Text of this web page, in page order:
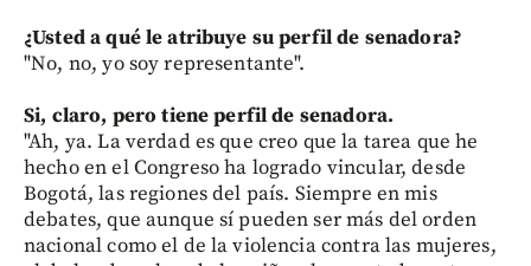
¿Usted a qué le atribuye su perfil de senadora?
"No, no, yo soy representante".
Si, claro, pero tiene perfil de senadora.
"Ah, ya. La verdad es que creo que la tarea que he
hecho en el Congreso ha logrado vincular, desde
Bogotá, las regiones del país. Siempre en mis
debates, que aunque sí pueden ser más del orden
nacional como el de la violencia contra las mujeres,